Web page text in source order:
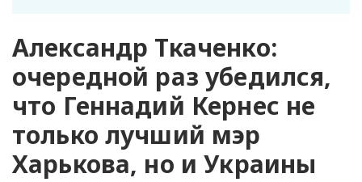
Александр Ткаченко:
очередной раз убедился,
что Геннадий Кернес не
только лучший мэр
Харькова, но и Украины